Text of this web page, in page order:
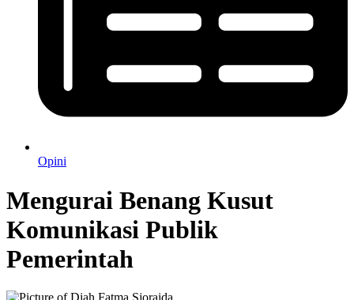
Opini
Mengurai Benang Kusut
Komunikasi Publik
Pemerintah